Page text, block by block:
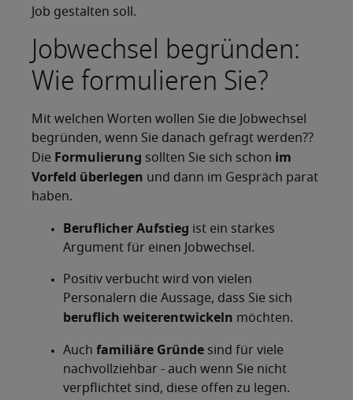
Job gestalten soll.
Jobwechsel begründen:
Wie formulieren Sie?
Mit welchen Worten wollen Sie die Jobwechsel
begründen, wenn Sie danach gefragt werden??
Die Formulierung sollten Sie sich schon im
Vorfeld überlegen und dann im Gespräch parat
haben.
Beruflicher Aufstieg ist ein starkes
Argument für einen Jobwechsel.
Positiv verbucht wird von vielen
Personalern die Aussage, dass Sie sich
beruflich weiterentwickeln möchten.
Auch familiäre Gründe sind für viele
nachvollziehbar - auch wenn Sie nicht
verpflichtet sind, diese offen zu legen.